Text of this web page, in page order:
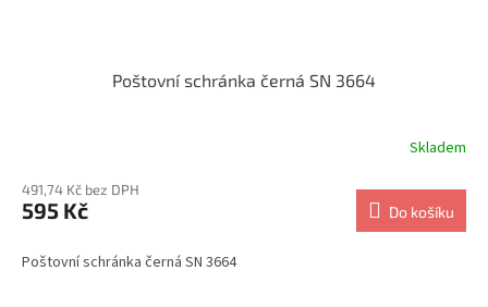
Poštovní schránka černá SN 3664
Skladem
491,74 Kč bez DPH
595 Kč Do košíku
Poštovní schránka černá SN 3664